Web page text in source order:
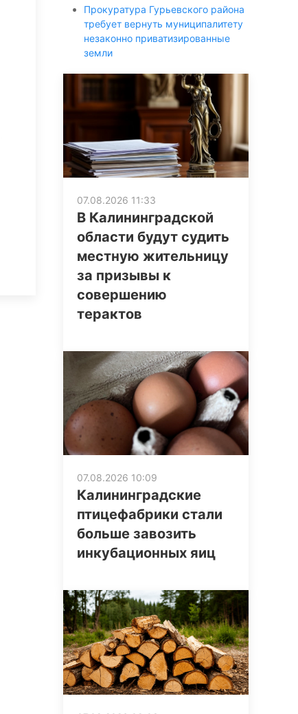
Прокуратура Гурьевского района
требует вернуть муниципалитету
незаконно приватизированные
земли
07.08.2026 11:33
В Калининградской
области будут судить
местную жительницу
за призывы к
совершению
терактов
07.08.2026 10:09
Калининградские
птицефабрики стали
больше завозить
инкубационных яиц